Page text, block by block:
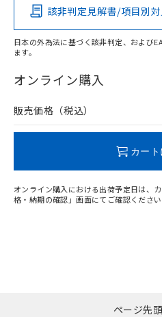
O
在庫等で未対応品が混在する
問い合わせください。
該非判定見解書/項目別
日本の外為法に基づく該非判定、および
ます。
オンライン購入
販売価格（税込）
カー
オンライン購入における出荷予定日は、
格・納期の確認」画面にてご確認ください
ページ先